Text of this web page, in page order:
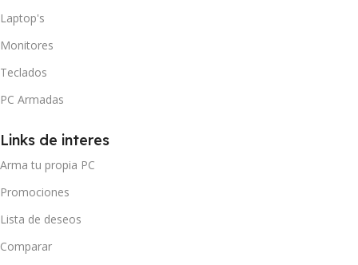
Laptop's
Monitores
Teclados
PC Armadas
Links de interes
Arma tu propia PC
Promociones
Lista de deseos
Comparar